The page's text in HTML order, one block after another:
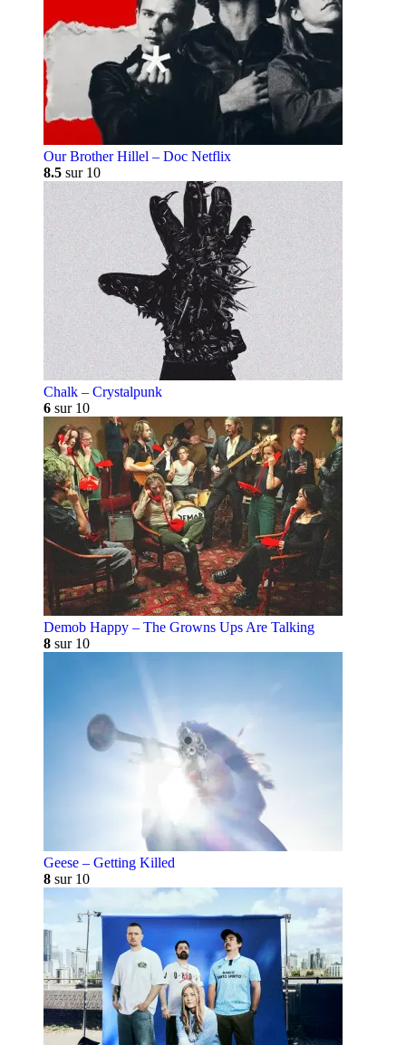
Our Brother Hillel – Doc Netflix
8.5 sur 10
Chalk – Crystalpunk
6 sur 10
Demob Happy – The Growns Ups Are Talking
8 sur 10
Geese – Getting Killed
8 sur 10